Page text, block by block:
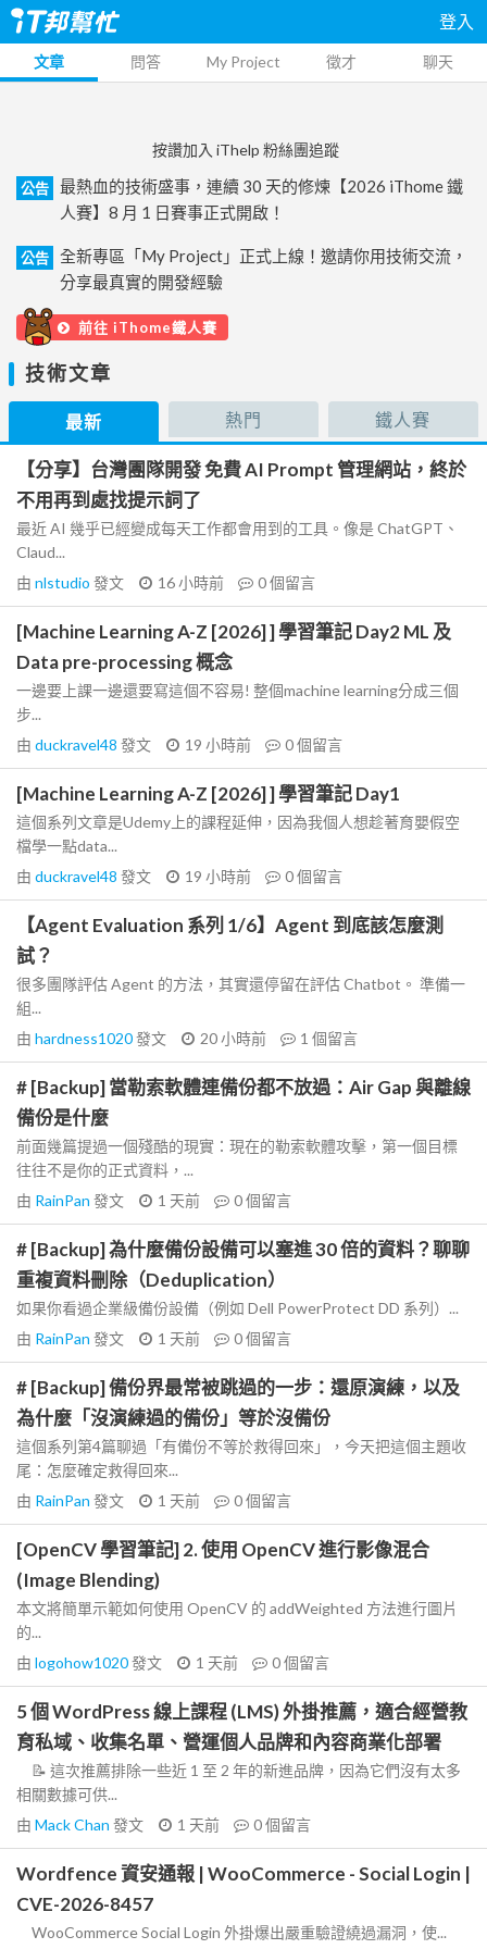
登入
文章 問答 My Project 徵才 聊天
按讚加入 iThelp 粉絲團追蹤
公告
最熱血的技術盛事，連續 30 天的修煉【2026 iThome 鐵
人賽】8 月 1 日賽事正式開啟！
公告
全新專區「My Project」正式上線！邀請你用技術交流，
分享最真實的開發經驗
前往 iThome鐵人賽
技術文章
最新 熱門 鐵人賽
【分享】台灣團隊開發 免費 AI Prompt 管理網站，終於
不用再到處找提示詞了
最近 AI 幾乎已經變成每天工作都會用到的工具。像是 ChatGPT、
Claud...
由 nlstudio 發文 16 小時前 0個留言
[Machine Learning A-Z [2026] ] 學習筆記 Day2 ML 及
Data pre-processing 概念
一邊要上課一邊還要寫這個不容易! 整個machine learning分成三個
步...
由 duckravel48 發文 19 小時前 0個留言
[Machine Learning A-Z [2026] ] 學習筆記 Day1
這個系列文章是Udemy上的課程延伸，因為我個人想趁著育嬰假空
檔學一點data...
由 duckravel48 發文 19 小時前 0個留言
【Agent Evaluation 系列 1/6】Agent 到底該怎麼測
試？
很多團隊評估 Agent 的方法，其實還停留在評估 Chatbot。 準備一
組...
由 hardness1020發文 20 小時前 1 個留言
# [Backup] 當勒索軟體連備份都不放過：Air Gap 與離線
備份是什麼
前面幾篇提過一個殘酷的現實：現在的勒索軟體攻擊，第一個目標
往往不是你的正式資料，...
由 RainPan 發文 1 天前 0個留言
# [Backup] 為什麼備份設備可以塞進 30 倍的資料？聊聊
重複資料刪除（Deduplication）
如果你看過企業級備份設備（例如 Dell PowerProtect DD 系列）...
由 RainPan 發文 1 天前 0個留言
# [Backup] 備份界最常被跳過的一步：還原演練，以及
為什麼「沒演練過的備份」等於沒備份
這個系列第4篇聊過「有備份不等於救得回來」，今天把這個主題收
尾：怎麼確定救得回來...
由 RainPan 發文 1 天前 0個留言
[OpenCV 學習筆記] 2. 使用 OpenCV 進行影像混合
(Image Blending)
本文將簡單示範如何使用 OpenCV 的 addWeighted 方法進行圖片
的...
由 logohow1020發文 1 天前 0個留言
5 個 WordPress 線上課程 (LMS) 外掛推薦，適合經營教
育私域、收集名單、營運個人品牌和內容商業化部署
📝 這次推薦排除一些近 1 至 2 年的新進品牌，因為它們沒有太多
相關數據可供...
由 Mack Chan 發文 1 天前 0個留言
Wordfence 資安通報 | WooCommerce - Social Login |
CVE-2026-8457
WooCommerce Social Login 外掛爆出嚴重驗證繞過漏洞，使...